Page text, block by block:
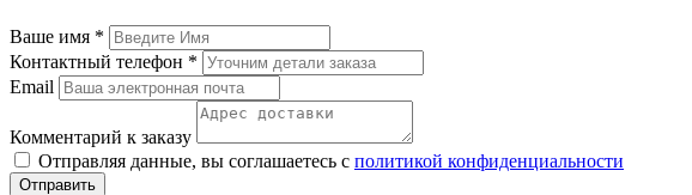
Ваше имя *
Контактный телефон *
Email
Комментарий к заказу
Отправляя данные, вы соглашаетесь с политикой конфиденциальности
Отправить